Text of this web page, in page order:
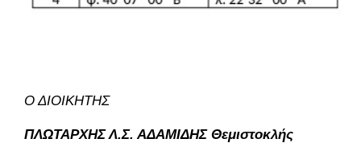
Ο ΔΙΟΙΚΗΤΗΣ
ΠΛΩΤΑΡΧΗΣ Λ.Σ. ΑΔΑΜΙΔΗΣ Θεμιστοκλής